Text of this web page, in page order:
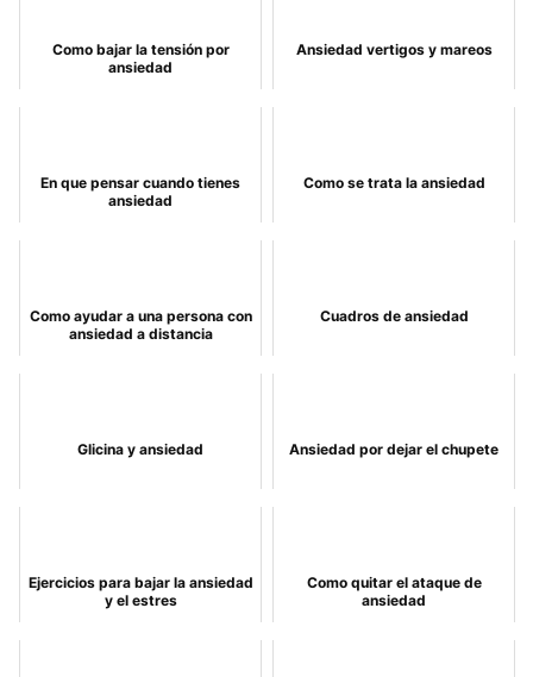
Como bajar la tensión por
ansiedad
Ansiedad vertigos y mareos
En que pensar cuando tienes
ansiedad
Como se trata la ansiedad
Como ayudar a una persona con
ansiedad a distancia
Cuadros de ansiedad
Glicina y ansiedad Ansiedad por dejar el chupete
Ejercicios para bajar la ansiedad
y el estres
Como quitar el ataque de
ansiedad